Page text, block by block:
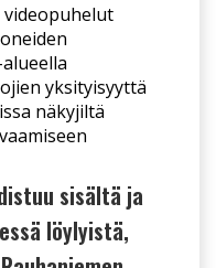
videopuhelut
yksityisyyttä
näkyjiltä
sisältä ja
löylyistä,